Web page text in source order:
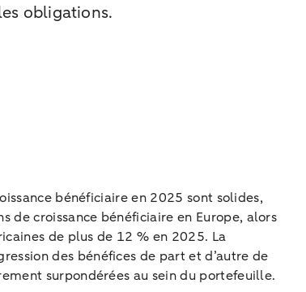
obligations.
bénéficiaire en 2025 sont solides,
de croissance bénéficiaire en Europe, alors
de plus de 12 % en 2025. La
des bénéfices de part et d’autre de
surpondérées au sein du portefeuille.